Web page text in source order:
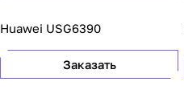
Huawei USG6390
Заказать